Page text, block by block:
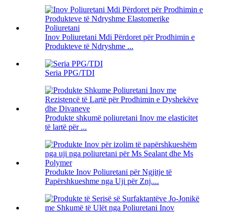
Inov Poliuretani Mdi Përdoret për Prodhimin e
Produkteve të Ndryshme ...
Seria PPG/TDI
Produkte shkumë poliuretani Inov me elasticitet
të lartë për ...
Produkte Inov Poliuretani për Ngjitje të
Papërshkueshme nga Uji për Znj....